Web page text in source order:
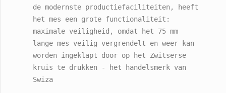
de modernste productiefaciliteiten, heeft
het mes een grote functionaliteit:
maximale veiligheid, omdat het 75 mm
lange mes veilig vergrendelt en weer kan
worden ingeklapt door op het Zwitserse
kruis te drukken - het handelsmerk van
Swiza